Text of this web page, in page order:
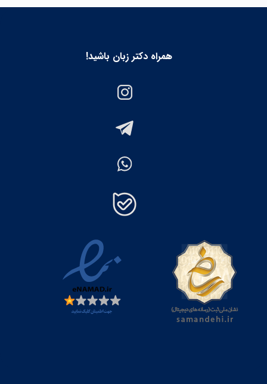
همراه دکتر زبان باشید!